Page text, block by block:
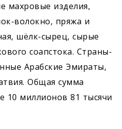
махровые изделия,
волокно, пряжа и
шёлк-сырец, сырые
соапстока. Страны-
Арабские Эмираты,
Общая сумма
10 миллионов 81 тысячи